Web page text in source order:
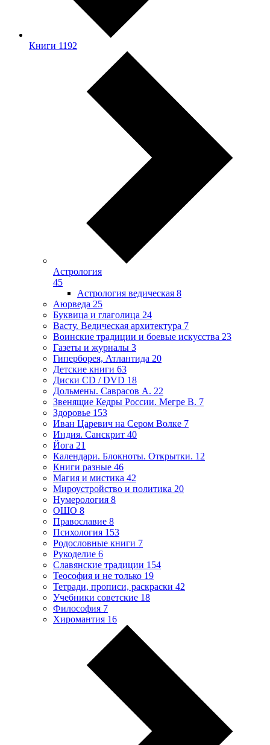
Книги 1192
Астрология
45
Астрология ведическая 8
Аюрведа 25
Буквица и глаголица 24
Васту. Ведическая архитектура 7
Воинские традиции и боевые искусства 23
Газеты и журналы 3
Гиперборея, Атлантида 20
Детские книги 63
Диски CD / DVD 18
Дольмены. Саврасов А. 22
Звенящие Кедры России. Мегре В. 7
Здоровье 153
Иван Царевич на Сером Волке 7
Индия. Санскрит 40
Йога 21
Календари. Блокноты. Открытки. 12
Книги разные 46
Магия и мистика 42
Мироустройство и политика 20
Нумерология 8
ОШО 8
Православие 8
Психология 153
Родословные книги 7
Рукоделие 6
Славянские традиции 154
Теософия и не только 19
Тетради, прописи, раскраски 42
Учебники советские 18
Философия 7
Хиромантия 16